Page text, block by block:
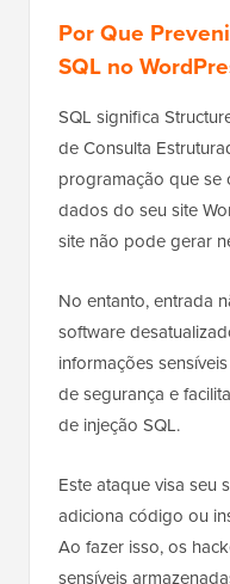
Por Que
SQL no
SQL significa
de Consulta
programação que se
dados do seu site
site não pode gerar
No entanto, entrada
software
informações
de segurança e
de injeção SQL.
Este ataque visa seu
adiciona código ou
Ao fazer isso, os
sensíveis